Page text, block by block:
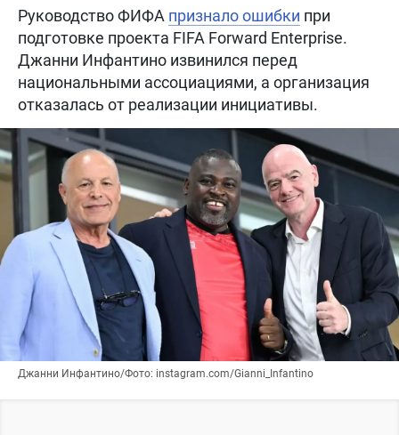
Руководство ФИФА признало ошибки при
подготовке проекта FIFA Forward Enterprise.
Джанни Инфантино извинился перед
национальными ассоциациями, а организация
отказалась от реализации инициативы.
Джанни Инфантино/Фото: instagram.com/Gianni_Infantino